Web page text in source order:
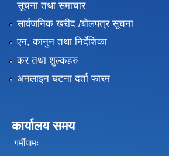
सूचना तथा समाचार
सार्वजनिक खरीद /बोलपत्र सूचना
एन, कानुन तथा निर्देशिका
कर तथा शुल्कहरु
अनलाइन घटना दर्ता फारम
कार्यालय समय
गर्मीयामः